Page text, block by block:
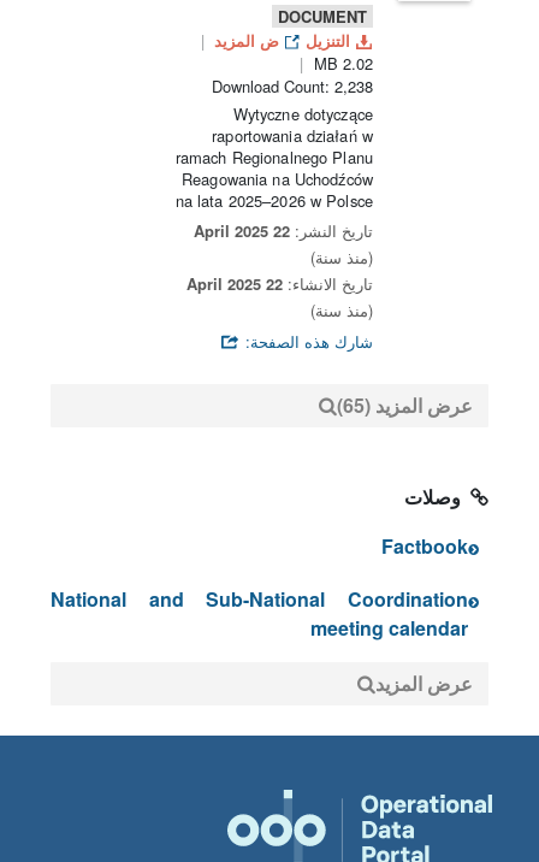
DOCUMENT
التنزيل
ض المزيد
2.02 MB
Download Count: 2,238
Wytyczne dotyczące
raportowania działań w
ramach Regionalnego Planu
Reagowania na Uchodźców
na lata 2025–2026 w Polsce
تاريخ النشر: 22 April 2025
(منذ سنة)
تاريخ الانشاء: 22 April 2025
(منذ سنة)
شارك هذه الصفحة:
عرض المزيد (65)
وصلات
Factbook
National and Sub-National Coordination
meeting calendar
عرض المزيد